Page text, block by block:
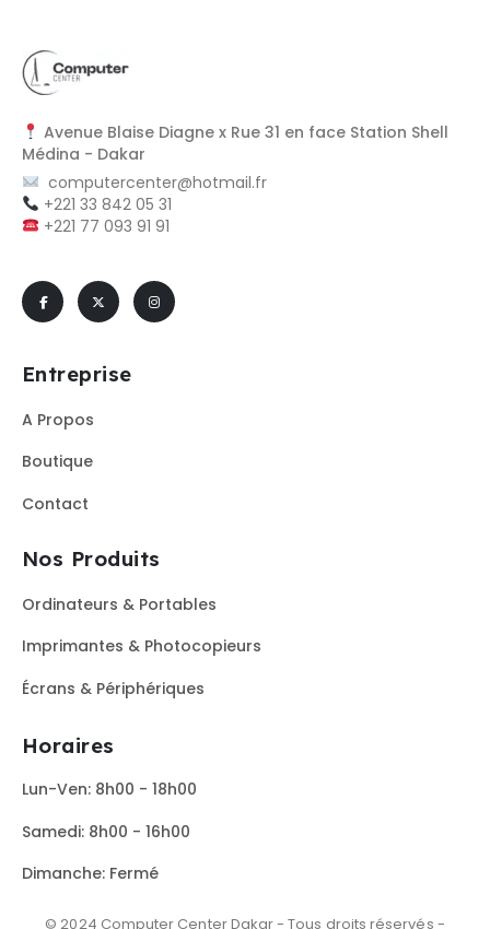
Avenue Blaise Diagne x Rue 31 en face Station Shell
Médina - Dakar
computercenter@hotmail.fr
+221 33 842 05 31
+221 77 093 91 91
Entreprise
A Propos
Boutique
Contact
Nos Produits
Ordinateurs & Portables
Imprimantes & Photocopieurs
Écrans & Périphériques
Horaires
Lun-Ven: 8h00 - 18h00
Samedi: 8h00 - 16h00
Dimanche: Fermé
© 2024 Computer Center Dakar - Tous droits réservés -